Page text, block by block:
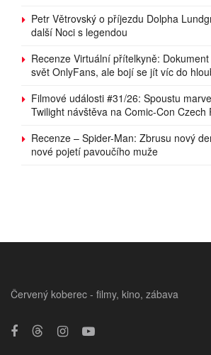
Petr Větrovský o příjezdu Dolpha
další Noci s legendou
Recenze Virtuální přítelkyně:
svět OnlyFans, ale bojí se jít víc do
Filmové události #31/26: Spoustu
Twilight návštěva na Comic-Con Czech
Recenze – Spider-Man: Zbrusu nový
nové pojetí pavoučího muže
Červený koberec - filmy, kino, zábava